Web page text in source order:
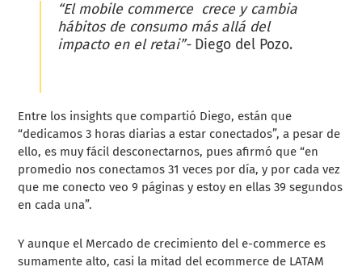
“El mobile commerce crece y cambia
hábitos de consumo más allá del
impacto en el retai”-Diego del Pozo.
Entre los insights que compartió Diego, están que
“dedicamos 3 horas diarias a estar conectados”, a pesar de
ello, es muy fácil desconectarnos, pues afirmó que “en
promedio nos conectamos 31 veces por día, y por cada vez
que me conecto veo 9 páginas y estoy en ellas 39 segundos
en cada una”.
Y aunque el Mercado de crecimiento del e-commerce es
sumamente alto, casi la mitad del ecommerce de LATAM